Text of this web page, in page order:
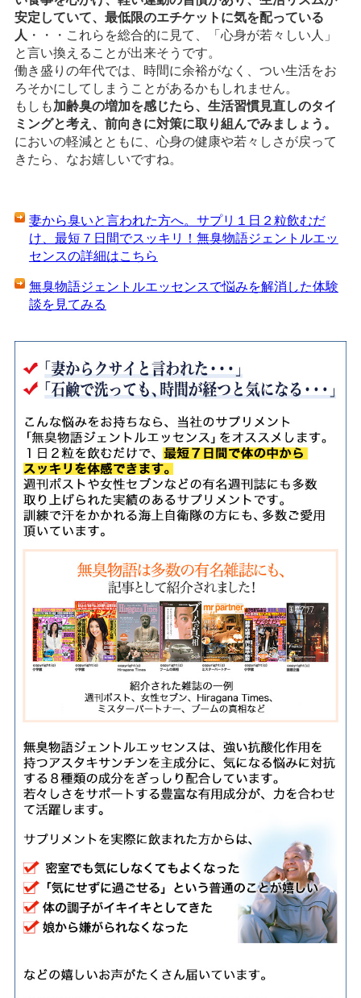
安定していて、最低限のエチケットに気を配っている
人 ・・・これらを総合的に見て、「心身が若々しい人」
と言い換えることが出来そうです。
働き盛りの年代では、時間に余裕がなく、つい生活をお
ろそかにしてしまうことがあるかもしれません。
もしも加齢臭の増加を感じたら、生活習慣見直しのタイ
ミングと考え、前向きに対策に取り組んでみましょう。
においの軽減とともに、心身の健康や若々しさが戻って
きたら、なお嬉しいですね。
妻から臭いと言われた方へ。サプリ１日２粒飲むだ
け、最短７日間でスッキリ！無臭物語ジェントルエッ
センスの詳細はこちら
無臭物語ジェントルエッセンスで悩みを解消した体験
談を見てみる